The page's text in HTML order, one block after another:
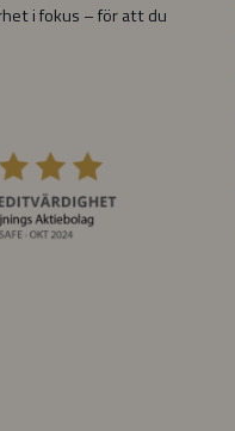
i fokus – för att du